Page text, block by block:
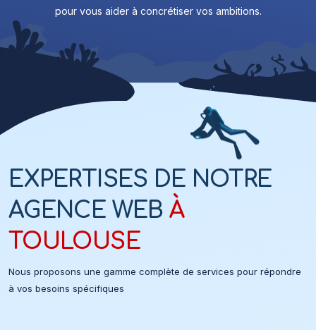
pour vous aider à concrétiser vos ambitions.
EXPERTISES DE NOTRE
AGENCE WEB À
TOULOUSE
Nous proposons une gamme complète de services pour répondre
à vos besoins spécifiques